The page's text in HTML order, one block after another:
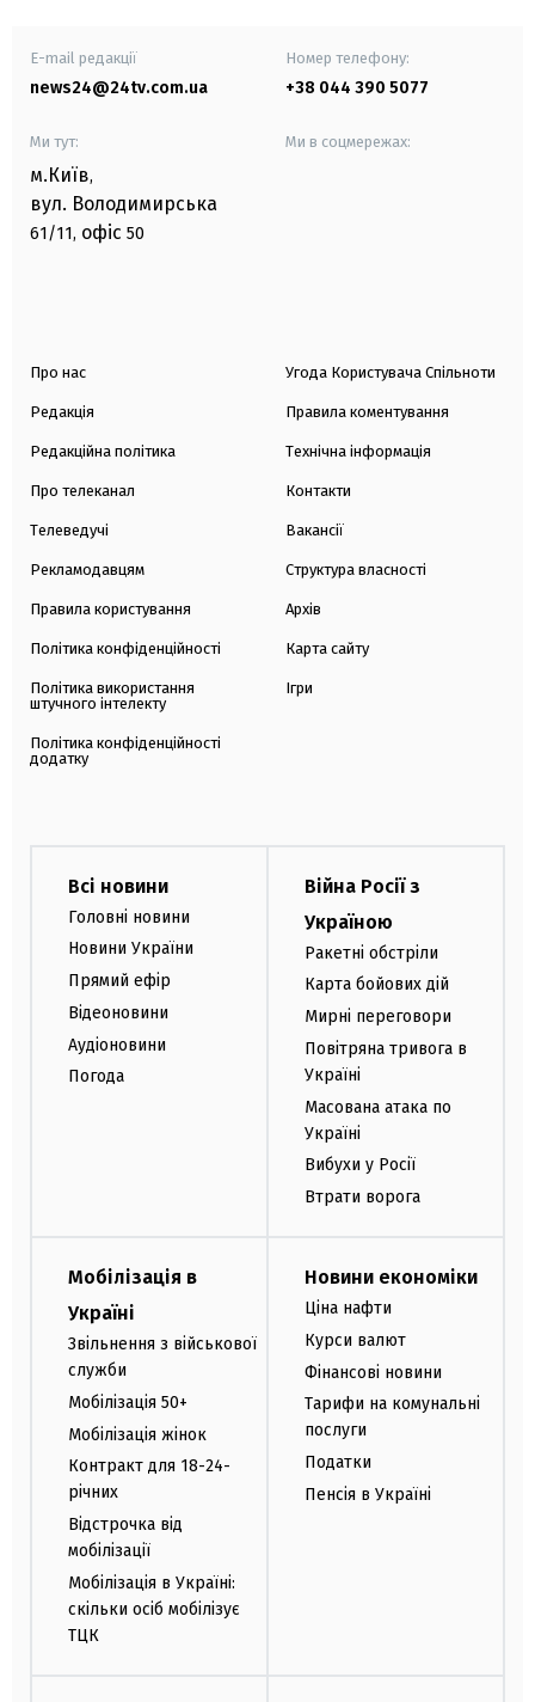
E-mail редакції
news24@24tv.com.ua
Номер телефону:
+38 044 390 5077
Ми тут:
м.Київ,
вул. Володимирська
61/11, офіс 50
Ми в соцмережах:
Про нас
Редакція
Редакційна політика
Про телеканал
Телеведучі
Рекламодавцям
Правила користування
Політика конфіденційності
Політика використання
штучного інтелекту
Політика конфіденційності
додатку
Угода Користувача Спільноти
Правила коментування
Технічна інформація
Контакти
Вакансії
Структура власності
Архів
Карта сайту
Ігри
Всі новини
Головні новини
Новини України
Прямий ефір
Відеоновини
Аудіоновини
Погода
Війна Росії з
Україною
Ракетні обстріли
Карта бойових дій
Мирні переговори
Повітряна тривога в
Україні
Масована атака по
Україні
Вибухи у Росії
Втрати ворога
Мобілізація в
Україні
Звільнення з військової
служби
Мобілізація 50+
Мобілізація жінок
Контракт для 18-24-
річних
Відстрочка від
мобілізації
Мобілізація в Україні:
скільки осіб мобілізує
ТЦК
Новини економіки
Ціна нафти
Курси валют
Фінансові новини
Тарифи на комунальні
послуги
Податки
Пенсія в Україні